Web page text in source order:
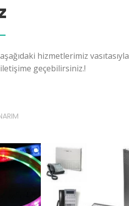
hizmetlerimiz vasıtasıyla
geçebilirsiniz.!